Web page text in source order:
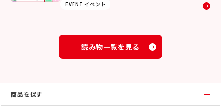
EVENT イベント
読み物一覧を見る
商品を探す